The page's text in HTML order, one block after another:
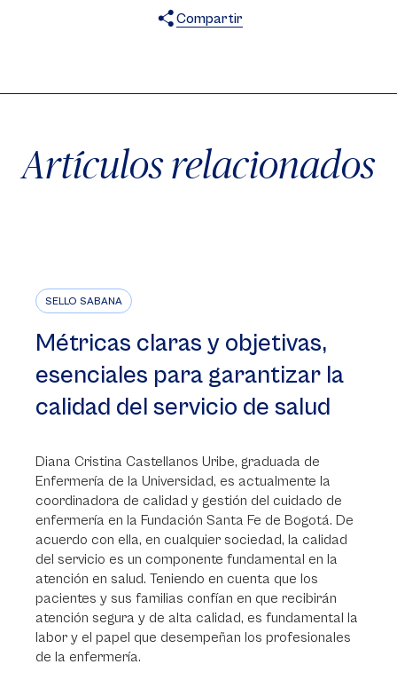
Compartir
Artículos relacionados
SELLO SABANA
Métricas claras y objetivas,
esenciales para garantizar la
calidad del servicio de salud
Diana Cristina Castellanos Uribe, graduada de
Enfermería de la Universidad, es actualmente la
coordinadora de calidad y gestión del cuidado de
enfermería en la Fundación Santa Fe de Bogotá. De
acuerdo con ella, en cualquier sociedad, la calidad
del servicio es un componente fundamental en la
atención en salud. Teniendo en cuenta que los
pacientes y sus familias confían en que recibirán
atención segura y de alta calidad, es fundamental la
labor y el papel que desempeñan los profesionales
de la enfermería.